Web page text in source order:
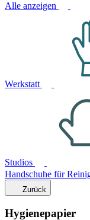
Alle anzeigen
Werkstatt
Studios
Handschuhe für
Zurück
Hygienepapier